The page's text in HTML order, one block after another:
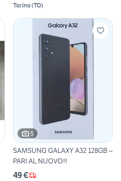
Torino(TO)
5
SAMSUNG GALAXY A32 128GB –
PARI AL NUOVO!!
49 €